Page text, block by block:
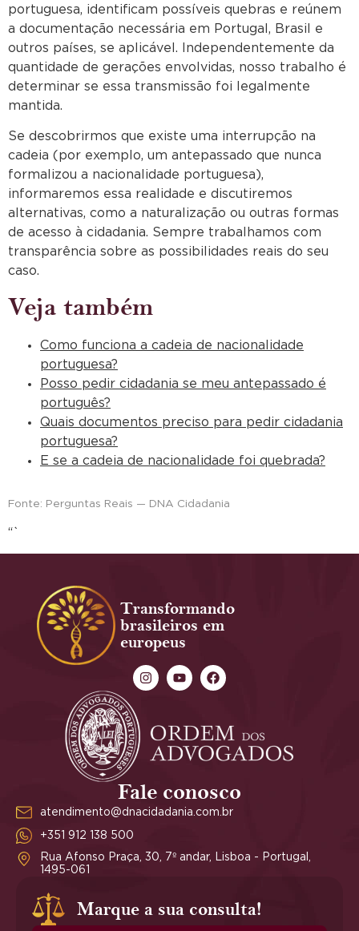
portuguesa, identificam possíveis quebras e reúnem
a documentação necessária em Portugal, Brasil e
outros países, se aplicável. Independentemente da
quantidade de gerações envolvidas, nosso trabalho é
determinar se essa transmissão foi legalmente
mantida.
Se descobrirmos que existe uma interrupção na
cadeia (por exemplo, um antepassado que nunca
formalizou a nacionalidade portuguesa),
informaremos essa realidade e discutiremos
alternativas, como a naturalização ou outras formas
de acesso à cidadania. Sempre trabalhamos com
transparência sobre as possibilidades reais do seu
caso.
Veja também
Como funciona a cadeia de nacionalidade
portuguesa?
Posso pedir cidadania se meu antepassado é
português?
Quais documentos preciso para pedir cidadania
portuguesa?
E se a cadeia de nacionalidade foi quebrada?
Fonte: Perguntas Reais — DNA Cidadania
“`
Transformando
brasileiros em
europeus
Fale conosco
atendimento@dnacidadania.com.br
+351 912 138 500
Rua Afonso Praça, 30, 7º andar, Lisboa - Portugal,
1495-061
Marque a sua consulta!